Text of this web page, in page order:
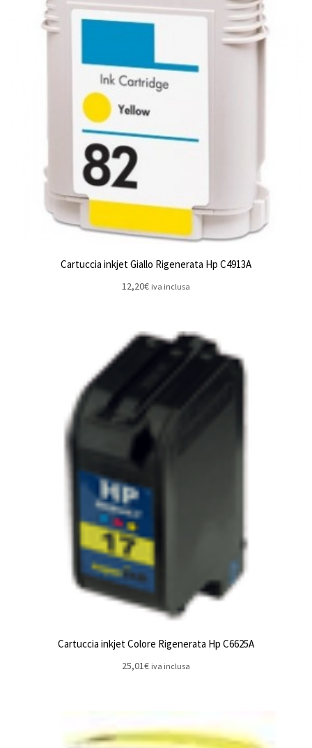
Cartuccia inkjet Giallo Rigenerata Hp C4913A
12,20€ iva inclusa
Cartuccia inkjet Colore Rigenerata Hp C6625A
25,01€ iva inclusa